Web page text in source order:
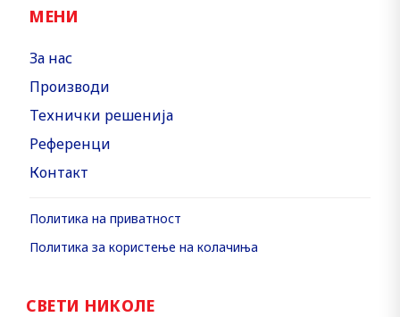
МЕНИ
За нас
Производи
Технички решенија
Референци
Контакт
Политика на приватност
Политика за користење на колачиња
СВЕТИ НИКОЛЕ